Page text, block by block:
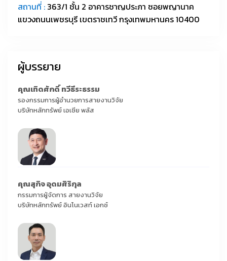
สถานที่ : 363/1 ชั้น 2 อาคารชาญประภา ซอยพญานาค
แขวงถนนเพชรบุรี เขตราชเทวี กรุงเทพมหานคร 10400
ผู้บรรยาย
คุณเทิดศักดิ์ ทวีธีระธรรม
รองกรรมการผู้อำนวยการสายงานวิจัย
บริษัทหลักทรัพย์ เอเซีย พลัส
คุณสุกิจ อุดมศิริกุล
กรรมการผู้จัดการ สายงานวิจัย
บริษัทหลักทรัพย์ อินโนเวสท์ เอกซ์